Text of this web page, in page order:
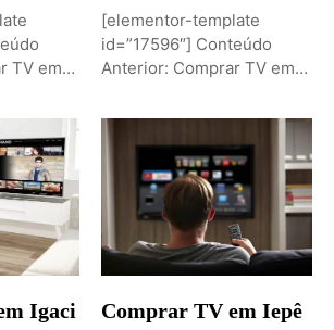
TV em
de...
[elementor-template
id=”17596″] Conteúdo
Anterior: Comprar TV em
Comprar TV...
Igaci
Comprar TV em Iepê